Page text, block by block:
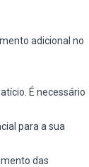
adicional no
É necessário
para a sua
das